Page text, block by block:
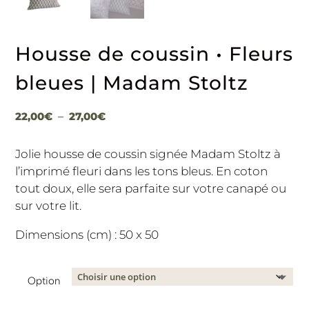
Housse de coussin • Fleurs
bleues | Madam Stoltz
22,00€ – 27,00€Plage
prix :
22,00€
à
Jolie housse de coussin signée Madam Stoltz à
l’imprimé fleuri dans les tons bleus. En coton
tout doux, elle sera parfaite sur votre canapé ou
sur votre lit.
Dimensions (cm) : 50 x 50
Option